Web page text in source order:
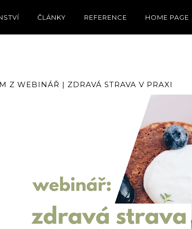
ČLÁNKY REFERENCE HOME PAGE
Z WEBINÁŘ | ZDRAVÁ STRAVA V PRAXI